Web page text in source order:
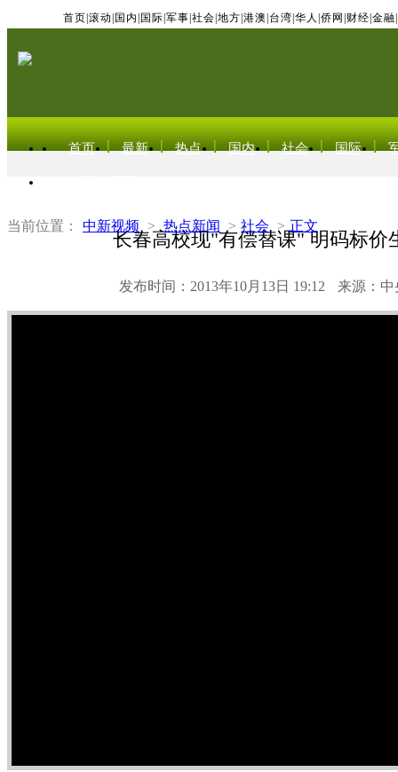
首页 滚动 国内 国际 军事 社会 地方 港澳 台湾 华人 侨网 财经 金融
首页 最新 热点 国内 社会 国际
当前位置： 中新视频 > 热点新闻 > 社会 > 正文
长春高校现"有偿替课" 明码标价
发布时间：2013年10月13日 19:12 来源：中